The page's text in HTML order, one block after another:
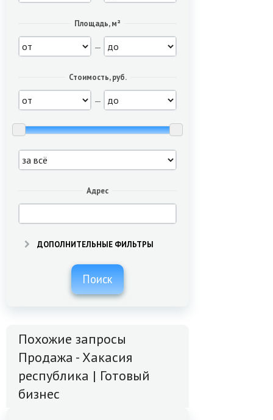
Площадь, м²
—
Стоимость, руб.
—
Адрес
ДОПОЛНИТЕЛЬНЫЕ ФИЛЬТРЫ
Поиск
Похожие запросы
Продажа - Хакасия
республика | Готовый
бизнес